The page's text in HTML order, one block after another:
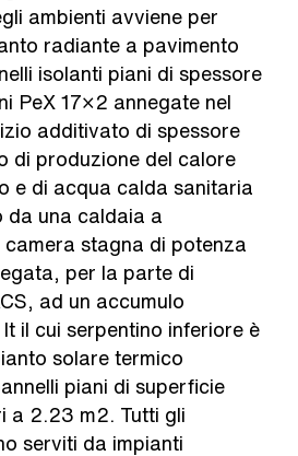
ambienti avviene per
radiante a pavimento
isolanti piani di spessore
PeX 17×2 annegate nel
additivato di spessore
di produzione del calore
e di acqua calda sanitaria
da una caldaia a
stagna di potenza
per la parte di
ad un accumulo
il cui serpentino inferiore è
solare termico
piani di superficie
a 2.23 m2. Tutti gli
serviti da impianti